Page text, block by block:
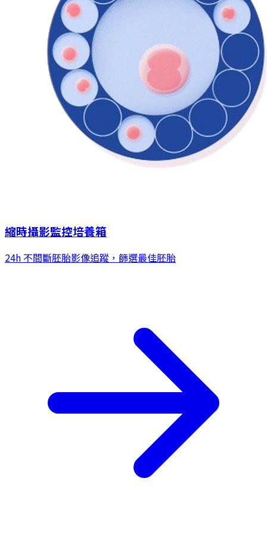
縮時攝影監控培養箱
24h 不間斷胚胎影像追蹤，篩選最佳胚胎